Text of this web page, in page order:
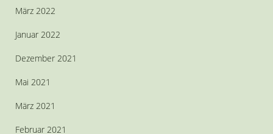
März 2022
Januar 2022
Dezember 2021
Mai 2021
März 2021
Februar 2021